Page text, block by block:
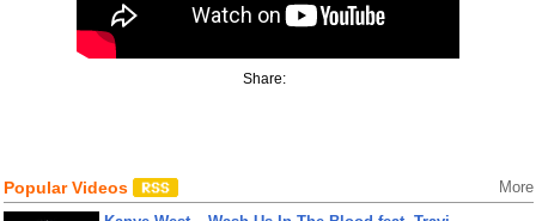
Share:
Popular Videos More